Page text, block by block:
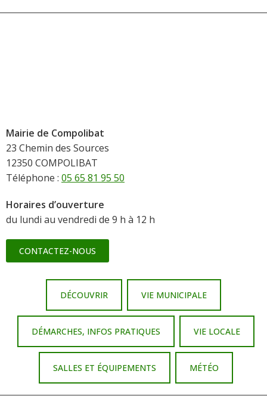
Mairie de Compolibat
23 Chemin des Sources
12350 COMPOLIBAT
Téléphone : 05 65 81 95 50
Horaires d’ouverture
du lundi au vendredi de 9 h à 12 h
CONTACTEZ-NOUS
DÉCOUVRIR VIE MUNICIPALE
DÉMARCHES, INFOS PRATIQUES VIE LOCALE
SALLES ET ÉQUIPEMENTS MÉTÉO